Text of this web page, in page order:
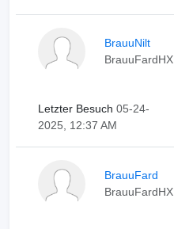
BrauuNilt
BrauuFardHX
Letzter Besuch 05-24-
2025, 12:37 AM
BrauuFard
BrauuFardHX